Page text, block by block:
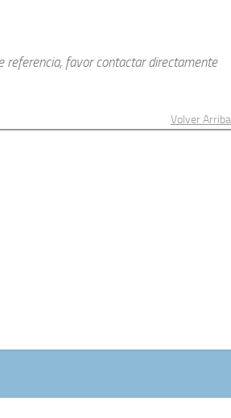
referencia, favor contactar directamente
Volver Arriba